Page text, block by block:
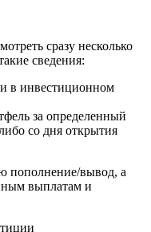
сразу несколько
сведения:
в инвестиционном
за определенный
со дня открытия
пополнение/вывод, а
выплатам и